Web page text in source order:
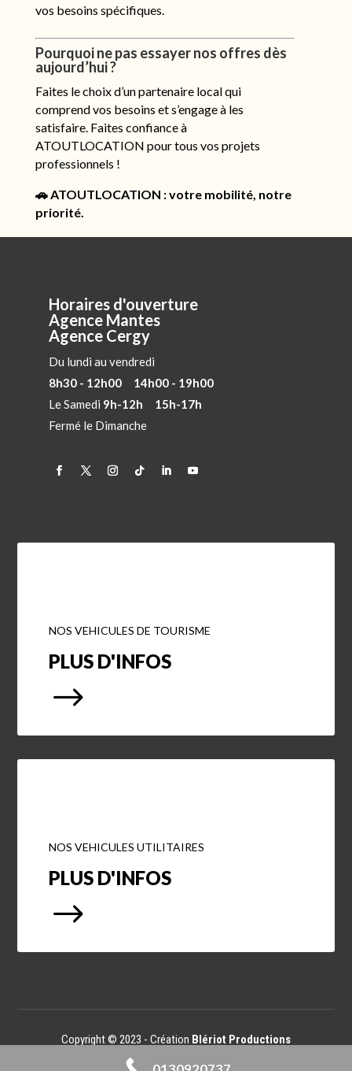
vos besoins spécifiques.
Pourquoi ne pas essayer nos offres dès
aujourd’hui ?
Faites le choix d’un partenaire local qui
comprend vos besoins et s’engage à les
satisfaire. Faites confiance à
ATOUTLOCATION pour tous vos projets
professionnels !
🚗 ATOUTLOCATION : votre mobilité, notre
priorité.
Horaires d'ouverture
Agence Mantes
Agence Cergy
Du lundi au vendredi
8h30 - 12h00 14h00 - 19h00
Le Samedi 9h-12h 15h-17h
Fermé le Dimanche
NOS VEHICULES DE TOURISME
PLUS D'INFOS
$
NOS VEHICULES UTILITAIRES
PLUS D'INFOS
$
Copyright © 2023 - Création Blériot Productions